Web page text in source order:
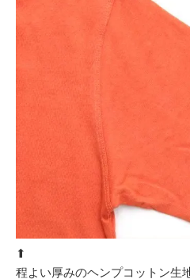
⬆︎
程よい厚みのヘンプコットン生